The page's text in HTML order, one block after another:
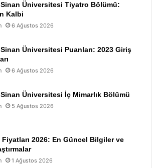
Sinan Üniversitesi Tiyatro Bölümü:
Kalbi
6 Ağustos 2026
Üniversitesi Puanları: 2023 Giriş
6 Ağustos 2026
Üniversitesi İç Mimarlık Bölümü
5 Ağustos 2026
Fiyatları 2026: En Güncel Bilgiler ve
1 Ağustos 2026